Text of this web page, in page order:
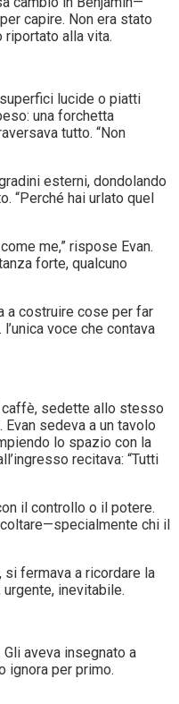
capire. Non era stato
alla vita.
lucide o piatti
una forchetta
tutto. “Non
esterni, dondolando
“Perché hai urlato quel
me,” rispose Evan.
forte, qualcuno
a costruire cose per far
voce che contava
caffè, sedette allo stesso
sedeva a un tavolo
lo spazio con la
recitava: “Tutti
il controllo o il potere.
chi il
si fermava a ricordare la
inevitabile.
aveva insegnato a
ignora per primo.